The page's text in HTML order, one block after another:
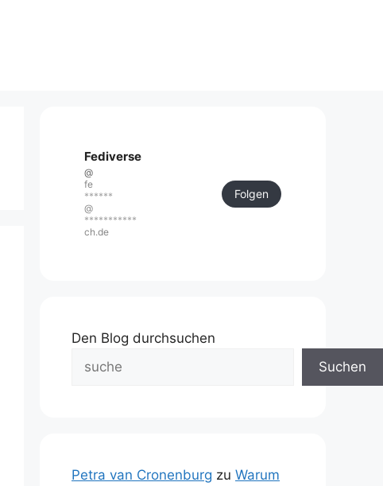
Fediverse
@
fe
******
@
***********
ch.de
Folgen
Den Blog durchsuchen
Suchen
Petra van Cronenburg zu Warum